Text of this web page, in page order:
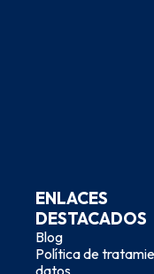
ENLACES
DESTACADOS
Blog
Política de
datos